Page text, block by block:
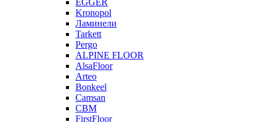
EGGER
Kronopol
Ламинели
Tarkett
Pergo
ALPINE FLOOR
AlsaFloor
Arteo
Bonkeel
Camsan
CBM
FirstFloor